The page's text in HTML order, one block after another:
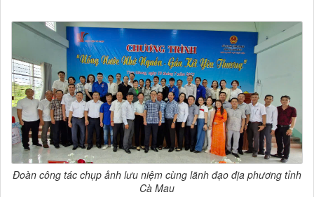
Đoàn công tác chụp ảnh lưu niệm cùng lãnh đạo địa phương tỉnh
Cà Mau